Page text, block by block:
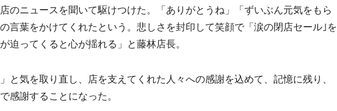
のニュースを聞いて駆けつけた。「ありがとうね」「ずいぶん元気をもら
言葉をかけてくれたという。悲しさを封印して笑顔で「涙の閉店セール｣を
迫ってくると心が揺れる」と藤林店長。
と気を取り直し、店を支えてくれた人々への感謝を込めて、記憶に残り、
感謝することになった。